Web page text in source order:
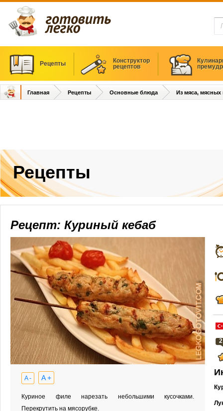
Рецепты
Конструктор
рецептов
Главная Рецепты Основные блюда Из мяса, мясных
Рецепты
Рецепт: Куриный кебаб
A - A +
Куриное филе нарезать небольшими кусочками.
Перекрутить на мясорубке.
2